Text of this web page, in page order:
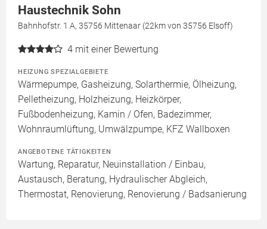
Haustechnik Sohn
Bahnhofstr. 1 A, 35756 Mittenaar (22km von 35756 Elsoff)
4 mit einer Bewertung
HEIZUNG SPEZIALGEBIETE
Wärmepumpe, Gasheizung, Solarthermie, Ölheizung,
Pelletheizung, Holzheizung, Heizkörper,
Fußbodenheizung, Kamin / Ofen, Badezimmer,
Wohnraumlüftung, Umwälzpumpe, KFZ Wallboxen
ANGEBOTENE TÄTIGKEITEN
Wartung, Reparatur, Neuinstallation / Einbau,
Austausch, Beratung, Hydraulischer Abgleich,
Thermostat, Renovierung, Renovierung / Badsanierung